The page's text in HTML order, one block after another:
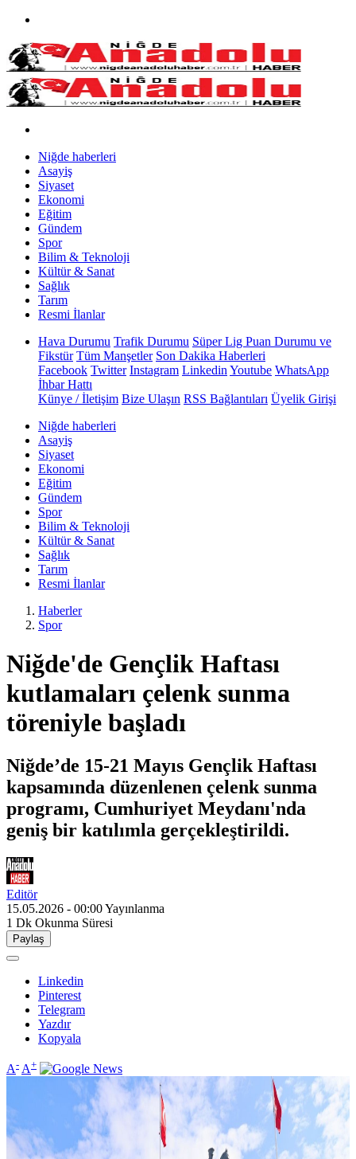
Niğde haberleri
Asayiş
Siyaset
Ekonomi
Eğitim
Gündem
Spor
Bilim & Teknoloji
Kültür & Sanat
Sağlık
Tarım
Resmi İlanlar
Hava Durumu Trafik Durumu Süper Lig Puan Durumu ve
Fikstür Tüm Manşetler Son Dakika Haberleri
Facebook Twitter Instagram Linkedin Youtube WhatsApp
İhbar Hattı
Künye / İletişim Bize Ulaşın RSS Bağlantıları Üyelik Girişi
Niğde haberleri
Asayiş
Siyaset
Ekonomi
Eğitim
Gündem
Spor
Bilim & Teknoloji
Kültür & Sanat
Sağlık
Tarım
Resmi İlanlar
Haberler
Spor
Niğde'de Gençlik Haftası
kutlamaları çelenk sunma
töreniyle başladı
Niğde’de 15-21 Mayıs Gençlik Haftası
kapsamında düzenlenen çelenk sunma
programı, Cumhuriyet Meydanı'nda
geniş bir katılımla gerçekleştirildi.
Editör
15.05.2026 - 00:00Yayınlanma
1 Dk Okunma Süresi
Paylaş
Linkedin
Pinterest
Telegram
Yazdır
Kopyala
A- A+